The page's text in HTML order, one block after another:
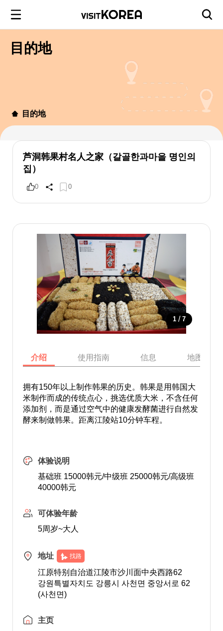
目的地
目的地
芦洞韩果村名人之家（갈골한과마을 명인의
집）
0 0
1 / 7
介绍 使用指南 信息 地图
拥有150年以上制作韩果的历史。韩果是用韩国大
米制作而成的传统点心，挑选优质大米，不含任何
添加剂，而是通过空气中的健康发酵菌进行自然发
酵来制做韩果。距离江陵站10分钟车程。
体验说明
基础班 15000韩元/中级班 25000韩元/高级班
40000韩元
可体验年龄
5周岁~大人
地址 找路
江原特别自治道江陵市沙川面中央西路62
강원특별자치도 강릉시 사천면 중앙서로 62
(사천면)
主页